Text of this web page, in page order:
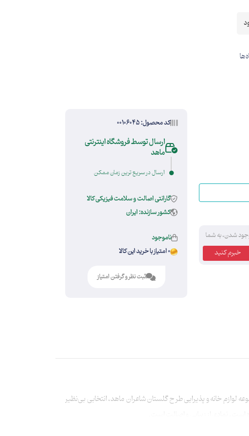
شدن، به شما
کد محصول: 00106045
ارسال توسط فروشگاه اینترنتی
ماهد
ارسال در سریع ترین زمان ممکن
گارانتی اصالت و سلامت فیزیکی کالا
کشور سازنده: ایران
ناموجود
0 امتیاز با خرید این کالا
ثبت نظر و گرفتن امتیاز
خانه و پذیرایی طرح گلستان شاعران ماهد، انتخابی بی‌نظیر